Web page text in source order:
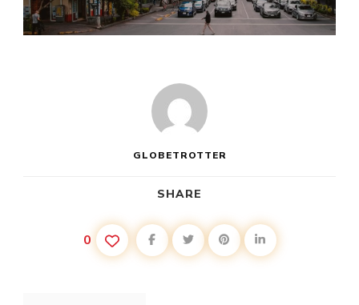
GLOBETROTTER
SHARE
0